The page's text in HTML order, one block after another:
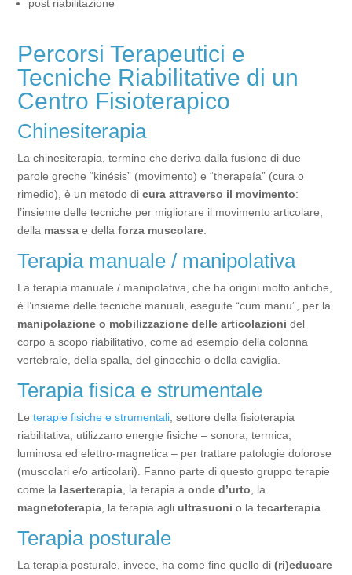
post riabilitazione
Percorsi Terapeutici e
Tecniche Riabilitative di un
Centro Fisioterapico
Chinesiterapia
La chinesiterapia, termine che deriva dalla fusione di due
parole greche “kinésis” (movimento) e “therapeía” (cura o
rimedio), è un metodo dicura attraverso il movimento:
l’insieme delle tecniche per migliorare il movimento articolare,
della massa e dellaforza muscolare
Terapia manuale / manipolativa
La terapia manuale / manipolativa, che ha origini molto antiche,
è l’insieme delle tecniche manuali, eseguite “cum manu”, per la
manipolazione o mobilizzazione delle articolazioni del
corpo a scopo riabilitativo, come ad esempio della colonna
vertebrale, della spalla, del ginocchio o della caviglia.
Terapia fisica e strumentale
Leterapie fisiche e strumentali , settore della fisioterapia
riabilitativa, utilizzano energie fisiche – sonora, termica,
luminosa ed elettro-magnetica – per trattare patologie dolorose
(muscolari e/o articolari). Fanno parte di questo gruppo terapie
come la laserterapia , la terapia aonde d’urto , la
magnetoterapia , la terapia agli ultrasuoni o latecarterapia
Terapia posturale
La terapia posturale, invece, ha come fine quello di(ri)educare